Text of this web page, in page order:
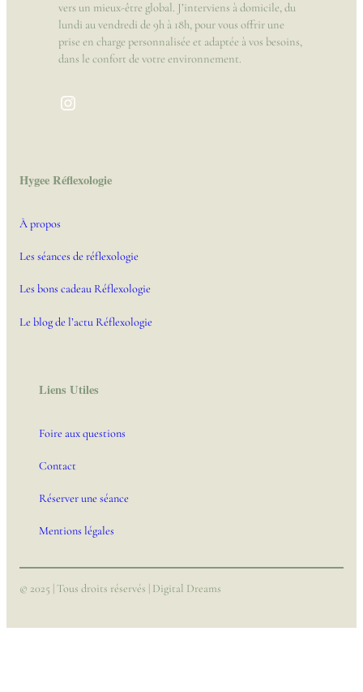
vers un mieux-être global. J’interviens à domicile, du
lundi au vendredi de 9h à 18h, pour vous offrir une
prise en charge personnalisée et adaptée à vos besoins,
dans le confort de votre environnement.
Instagram
Hygee Réflexologie
À propos
Les séances de réflexologie
Les bons cadeau Réflexologie
Le blog de l’actu Réflexologie
Liens Utiles
Foire aux questions
Contact
Réserver une séance
Mentions légales
© 2025 | Tous droits réservés | Digital Dreams